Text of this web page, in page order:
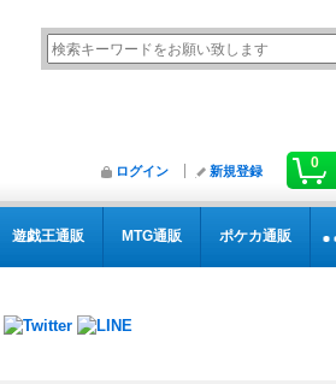
0
ログイン 新規登録
遊戯王通販 MTG通販 ポケカ通販